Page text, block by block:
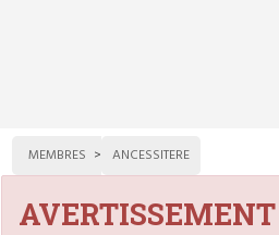
MEMBRES ANCESSITERE
AVERTISSEMENT